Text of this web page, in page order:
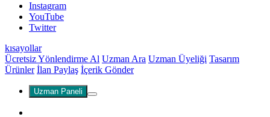
Instagram
YouTube
Twitter
kısayollar
Ücretsiz Yönlendirme Al Uzman Ara Uzman Üyeliği Tasarım
Ürünler İlan Paylaş İçerik Gönder
Uzman Paneli